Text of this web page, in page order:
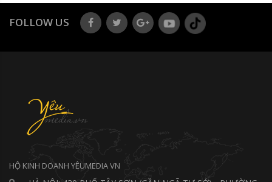
FOLLOW US
HỘ KINH DOANH YÊUMEDIA VN